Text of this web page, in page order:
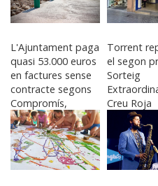
L'Ajuntament paga
quasi 53.000 euros
en factures sense
contracte segons
Compromís,
Podem, EU
Torrent
el segon
Sorteig
Creu Roja